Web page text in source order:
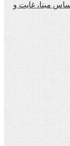
مبنا، غایت و